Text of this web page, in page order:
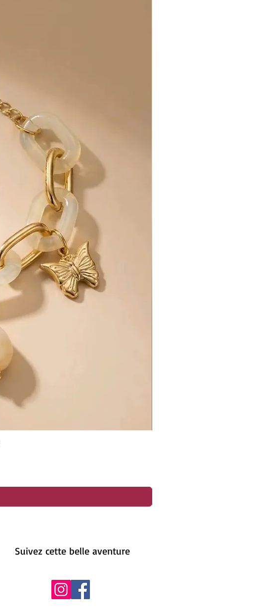
Suivez cette belle aventure